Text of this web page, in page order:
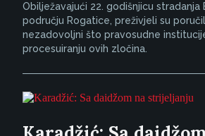
Obilježavajući 22. godišnjicu stradanja
području Rogatice, preživjeli su
nezadovoljni što pravosudne
procesuiranju ovih zločina.